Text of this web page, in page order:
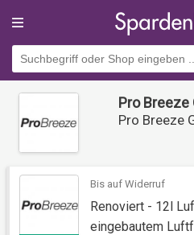
Pro
Pro Breeze
Bis auf Widerruf
Renoviert - 12l
eingebautem